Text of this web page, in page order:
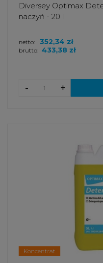
Diversey Optimax
naczyń - 20 l
brutto: 433,38 zł
netto: 352,34 zł
+
-
Koncentrat